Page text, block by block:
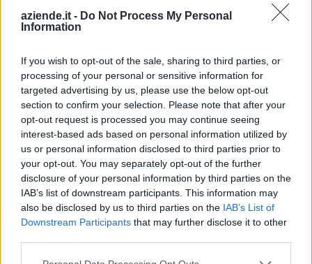
aziende.it - Do Not Process My Personal
Information
If you wish to opt-out of the sale, sharing to third parties, or
processing of your personal or sensitive information for
targeted advertising by us, please use the below opt-out
section to confirm your selection. Please note that after your
opt-out request is processed you may continue seeing
interest-based ads based on personal information utilized by
us or personal information disclosed to third parties prior to
your opt-out. You may separately opt-out of the further
disclosure of your personal information by third parties on the
IAB’s list of downstream participants. This information may
also be disclosed by us to third parties on the IAB’s List of
Downstream Participants that may further disclose it to other
Dove si trova
Indirizzo:Via Marconi 101, 13854
Comune:Quaregna Cerreto
Provincia:Biella
Regione:Piemonte